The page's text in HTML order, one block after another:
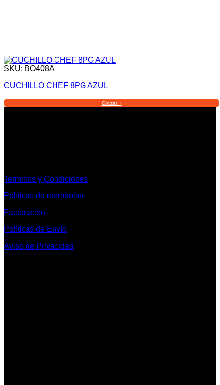
SKU: BO408A
CUCHILLO CHEF 8PG AZUL
Cotizar +
Terminos y Condiciones
Políticas de reembolso
Facturación
Políticas de Envío
Aviso de Privacidad